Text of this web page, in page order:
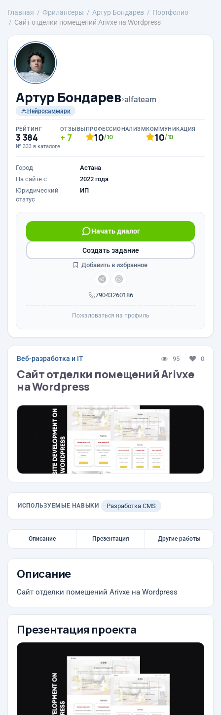
Главная Фрилансеры Артур Бондарев
Портфолио
Сайт отделки помещений Arivxe на Wordpress
Артур Бондарев›alfateam
Нейросаммари
РЕЙТИНГ
3 384
№ 333 в каталоге
ОТЗЫВЫ
7
ПРОФЕССИОНАЛИЗМ
10/10
КОММУНИКАЦИЯ
10/10
Город
Астана
На сайте с
2022 года
Юридический
статус
ИП
79043260186
Начать диалог
Создать задание
Добавить в избранное
Пожаловаться на профиль
Веб-разработка и IT 95 0
Сайт отделки помещений Arivxe
на Wordpress
ИСПОЛЬЗУЕМЫЕ НАВЫКИ Разработка CMS
Описание Презентация Другие работы
Описание
Сайт отделки помещений Arivxe на Wordpress
Презентация проекта